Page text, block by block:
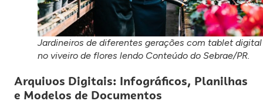
Jardineiros de diferentes gerações com tablet digital
no viveiro de flores lendo Conteúdo do Sebrae/PR.
Arquivos Digitais: Infográficos, Planilhas
e Modelos de Documentos